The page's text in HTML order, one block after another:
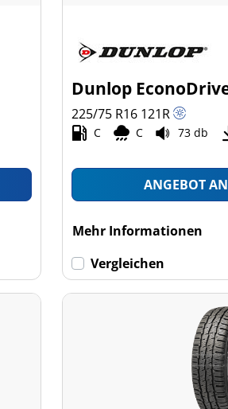
Dunlop
225/75 R16 121R
C C 73 db
ANGEBOT
Mehr Informationen
Vergleichen